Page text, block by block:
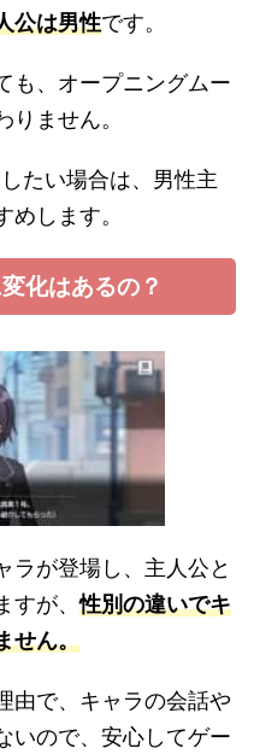
公は男性です。
も、オープニングムー
ません。
たい場合は、男性主
めします。
化はあるの？
ラが登場し、主人公と
すが、性別の違いでキ
せん。
由で、キャラの会話や
いので、安心してゲー